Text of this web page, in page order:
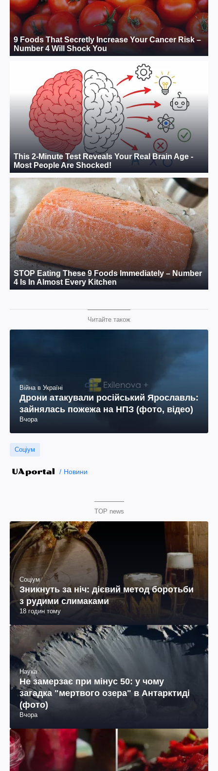
Читайте також
Війна в Україні
Дрони атакували російський Ярославль:
зайнялась пожежа на НПЗ (фото, відео)
Вчора
Соціум
Новини
TOP news
Соціум
Зникнуть за ніч: дієвий метод боротьби
з рудими слимаками
18 годин тому
Наука
Не замерзає при мінус 50: у чому
загадка "мертвого озера" в Антарктиді
(фото)
Вчора